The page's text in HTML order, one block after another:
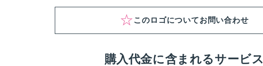
このロゴについてお問い合わせ
購入代金に含まれるサービス